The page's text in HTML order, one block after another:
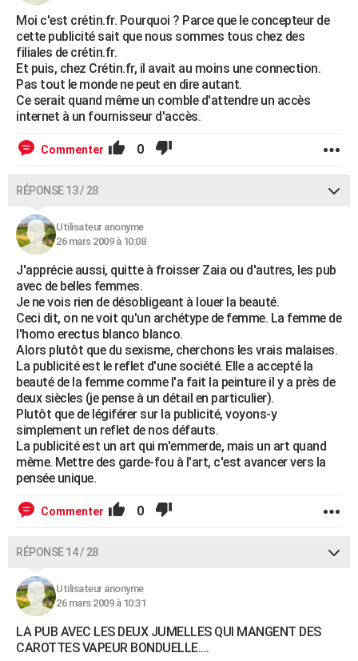
Moi c'est crétin.fr. Pourquoi ? Parce que le concepteur de
cette publicité sait que nous sommes tous chez des
filiales de crétin.fr.
Et puis, chez Crétin.fr, il avait au moins une connection.
Pas tout le monde ne peut en dire autant.
Ce serait quand même un comble d'attendre un accès
internet à un fournisseur d'accès.
Commenter 0
RÉPONSE 13 / 28
Utilisateur anonyme
26 mars 2009 à 10:08
J'apprécie aussi, quitte à froisser Zaia ou d'autres, les pub
avec de belles femmes.
Je ne vois rien de désobligeant à louer la beauté.
Ceci dit, on ne voit qu'un archétype de femme. La femme de
l'homo erectus blanco blanco.
Alors plutôt que du sexisme, cherchons les vrais malaises.
La publicité est le reflet d'une société. Elle a accepté la
beauté de la femme comme l'a fait la peinture il y a près de
deux siècles (je pense à un détail en particulier).
Plutôt que de légiférer sur la publicité, voyons-y
simplement un reflet de nos défauts.
La publicité est un art qui m'emmerde, mais un art quand
même. Mettre des garde-fou à l'art, c'est avancer vers la
pensée unique.
Commenter 0
RÉPONSE 14 / 28
Utilisateur anonyme
26 mars 2009 à 10:31
LA PUB AVEC LES DEUX JUMELLES QUI MANGENT DES
CAROTTES VAPEUR BONDUELLE....